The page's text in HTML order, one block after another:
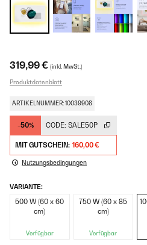
319,99 € (inkl. MwSt.)
Produktdatenblatt
ARTIKELNUMMER: 10039908
-50% CODE: SALE50P
MIT GUTSCHEIN: 160,00 €
Nutzungsbedingungen
VARIANTE:
500 W (60 x 60
cm)
Verfügbar
750 W (60 x 85
cm)
Verfügbar